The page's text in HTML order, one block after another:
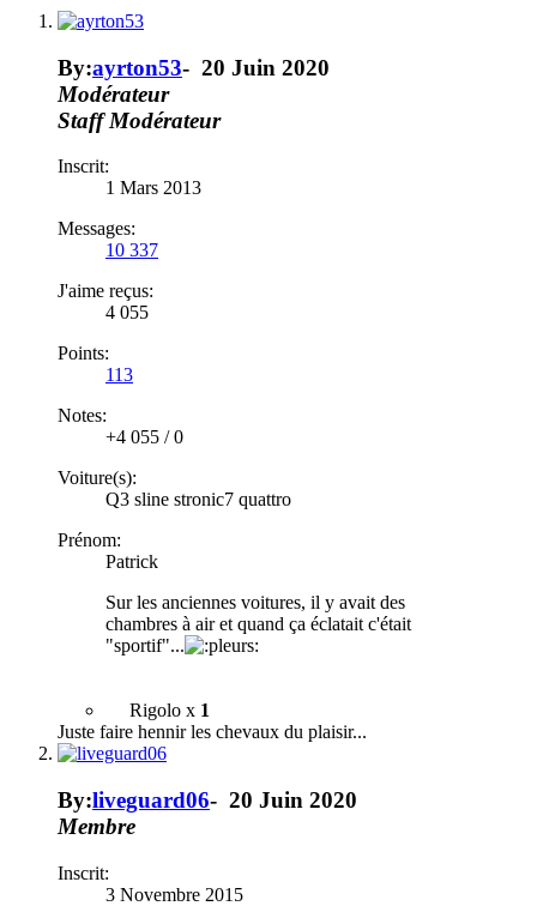
By:ayrton53- 20 Juin 2020
Modérateur
Staff Modérateur
Inscrit:
1 Mars 2013
Messages:
10 337
J'aime reçus:
4 055
Points:
113
Notes:
+4 055 /0
Voiture(s):
Q3 sline stronic7 quattro
Prénom:
Patrick
Sur les anciennes voitures, il y avait des
chambres à air et quand ça éclatait c'était
"sportif"...
Rigolo x 1
Juste faire hennir les chevaux du plaisir...
By:liveguard06- 20 Juin 2020
Membre
Inscrit:
3 Novembre 2015